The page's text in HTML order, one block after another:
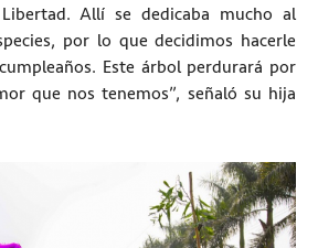
Allí se dedicaba mucho al
por lo que decidimos hacerle
Este árbol perdurará por
que nos tenemos”, señaló su hija